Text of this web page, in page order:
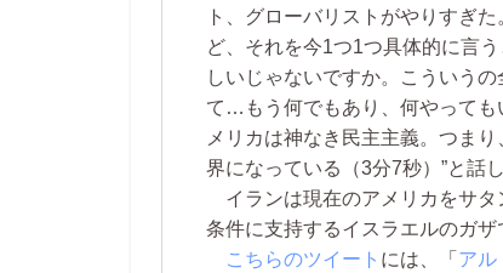
ト、グローバリストがやりすぎ
ど、それを今1つ1つ具体的に言
しいじゃないですか。こういう
て…もう何でもあり、何やっても
メリカは神なき民主主義。つま
界になっている（3分7秒）”と話
イランは現在のアメリカをサタ
条件に支持するイスラエルのガザ
こちらのツイート には、「 アル